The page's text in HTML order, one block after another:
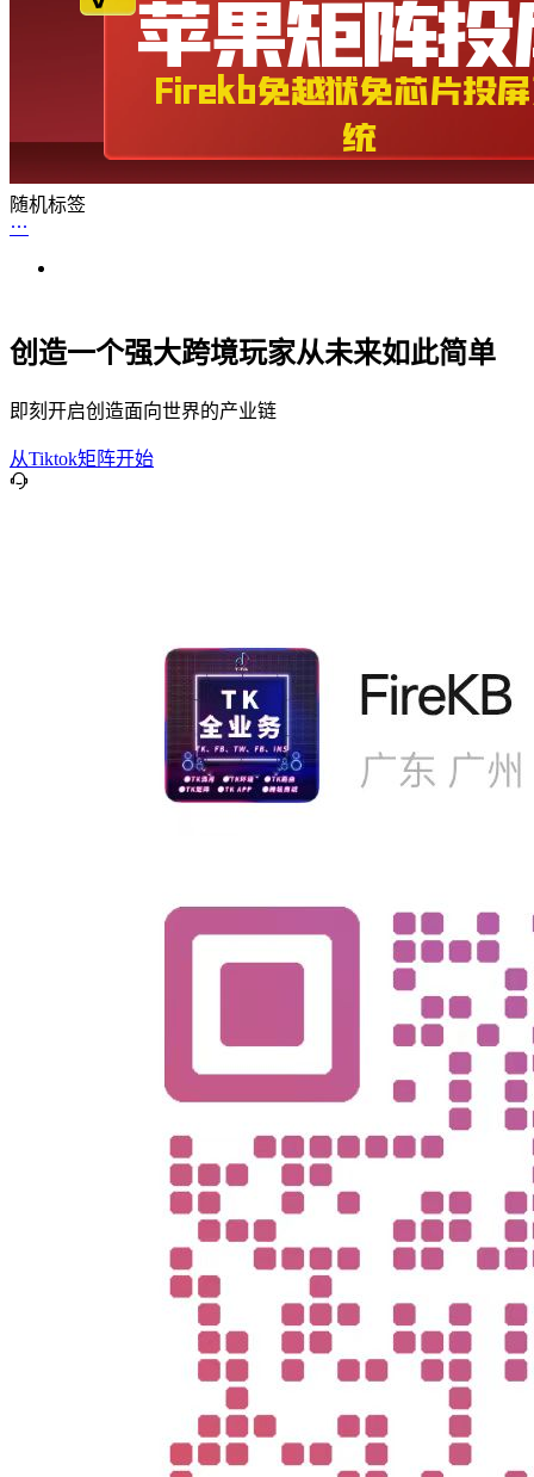
随机标签
创造一个强大跨境玩家从未来如此简单
即刻开启创造面向世界的产业链
从Tiktok矩阵开始